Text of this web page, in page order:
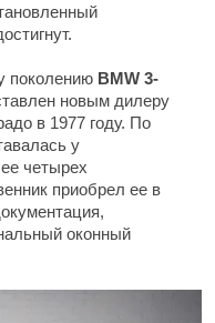
поколению BMW 3-
новым дилеру
в 1977 году. По
у
четырех
приобрел ее в
оконный